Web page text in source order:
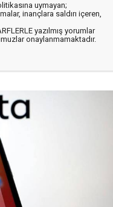
uymayan;
inançlara saldırı içeren,
yazılmış yorumlar
onaylanmamaktadır.